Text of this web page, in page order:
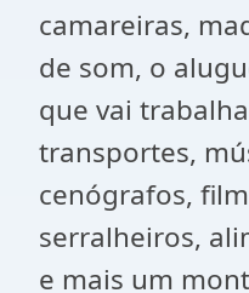
camareiras,
de som, o
que vai
transportes,
cenógrafos,
serralheiros,
e mais um